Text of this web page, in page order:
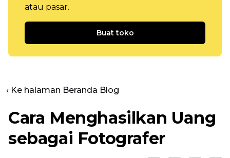
atau pasar.
Buat toko
‹ Ke halaman Beranda Blog
Cara Menghasilkan Uang
sebagai Fotografer